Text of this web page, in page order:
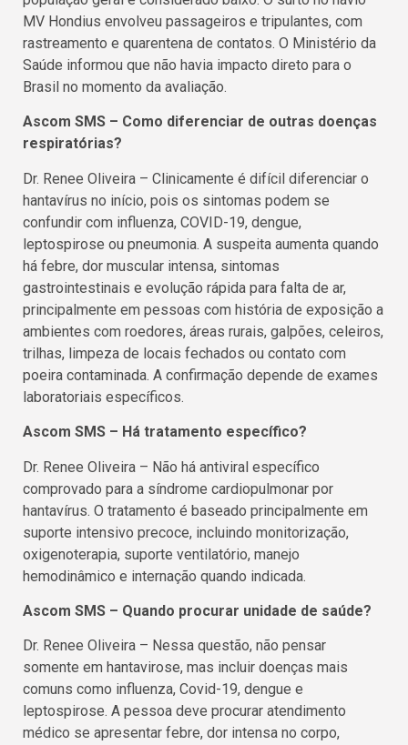
MV Hondius envolveu passageiros e tripulantes, com
rastreamento e quarentena de contatos. O Ministério da
Saúde informou que não havia impacto direto para o
Brasil no momento da avaliação.
Ascom SMS – Como diferenciar de outras doenças
respiratórias?
Dr. Renee Oliveira – Clinicamente é difícil diferenciar o
hantavírus no início, pois os sintomas podem se
confundir com influenza, COVID-19, dengue,
leptospirose ou pneumonia. A suspeita aumenta quando
há febre, dor muscular intensa, sintomas
gastrointestinais e evolução rápida para falta de ar,
principalmente em pessoas com história de exposição a
ambientes com roedores, áreas rurais, galpões, celeiros,
trilhas, limpeza de locais fechados ou contato com
poeira contaminada. A confirmação depende de exames
laboratoriais específicos.
Ascom SMS – Há tratamento específico?
Dr. Renee Oliveira – Não há antiviral específico
comprovado para a síndrome cardiopulmonar por
hantavírus. O tratamento é baseado principalmente em
suporte intensivo precoce, incluindo monitorização,
oxigenoterapia, suporte ventilatório, manejo
hemodinâmico e internação quando indicada.
Ascom SMS – Quando procurar unidade de saúde?
Dr. Renee Oliveira – Nessa questão, não pensar
somente em hantavirose, mas incluir doenças mais
comuns como influenza, Covid-19, dengue e
leptospirose. A pessoa deve procurar atendimento
médico se apresentar febre, dor intensa no corpo,